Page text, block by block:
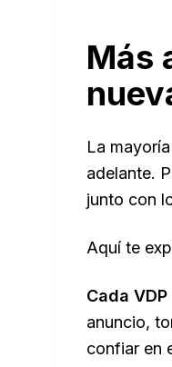
Más
La
adelante.
junto con
Aquí te
Cada
anuncio,
confiar en